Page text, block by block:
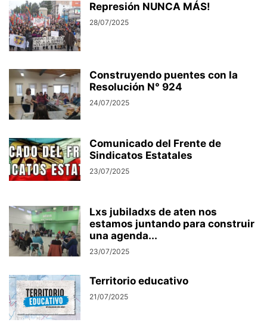
Represión NUNCA MÁS!
28/07/2025
Construyendo puentes con la
Resolución N° 924
24/07/2025
Comunicado del Frente de
Sindicatos Estatales
23/07/2025
Lxs jubiladxs de aten nos
estamos juntando para construir
una agenda...
23/07/2025
Territorio educativo
21/07/2025